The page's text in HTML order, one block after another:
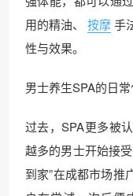
用的精油、
按摩 手
性与效果。
男士养生SPA的日
过去，SPA更多被
越多的男士开始接
到家”在成都市场推